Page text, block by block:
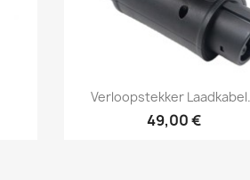
Vis her
Verloopstekker
49,00 €